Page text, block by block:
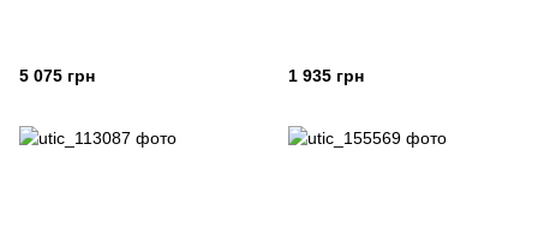
5 075 грн 1 935 грн